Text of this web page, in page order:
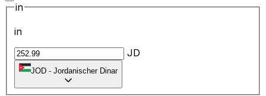
in
in
JD
JOD - Jordanischer Dinar